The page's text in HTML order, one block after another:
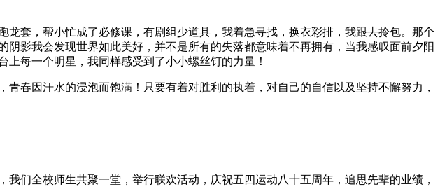
套，帮小忙成了必修课，有剧组少道具，我着急寻找，换衣彩排，我跟去拎包。那个
影我会发现世界如此美好，并不是所有的失落都意味着不再拥有，当我感叹面前夕阳
每一个明星，我同样感受到了小小螺丝钉的力量！
春因汗水的浸泡而饱满！只要有着对胜利的执着，对自己的自信以及坚持不懈努力，
们全校师生共聚一堂，举行联欢活动，庆祝五四运动八十五周年，追思先辈的业绩，